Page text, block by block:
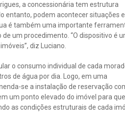
a concessionária tem estrutura
entanto, podem acontecer situações
é também uma importante
um procedimento. “O dispositivo é
diz Luciano.
o consumo individual de cada
de água por dia. Logo, em uma
se a instalação de reservação
um ponto elevado do imóvel para
as condições estruturais de cada